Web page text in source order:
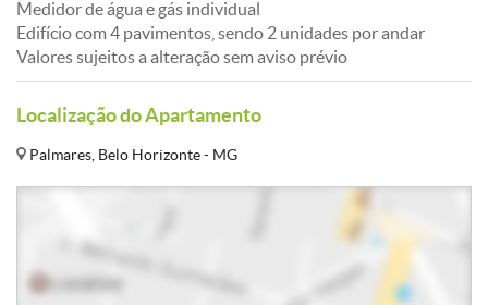
Medidor de água e gás individual
Edifício com 4 pavimentos, sendo 2 unidades por andar
Valores sujeitos a alteração sem aviso prévio
Localização do Apartamento
Palmares, Belo Horizonte - MG